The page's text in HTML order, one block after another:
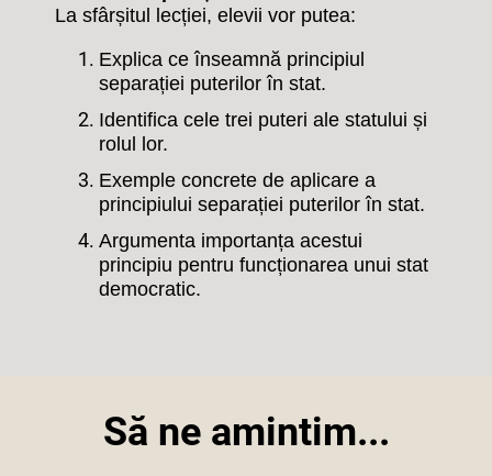
La sfârșitul lecției, elevii vor putea:
Explica ce înseamnă principiul
separației puterilor în stat.
Identifica cele trei puteri ale statului și
rolul lor.
Exemple concrete de aplicare a
principiului separației puterilor în stat.
Argumenta importanța acestui
principiu pentru funcționarea unui stat
democratic.
Să ne amintim...